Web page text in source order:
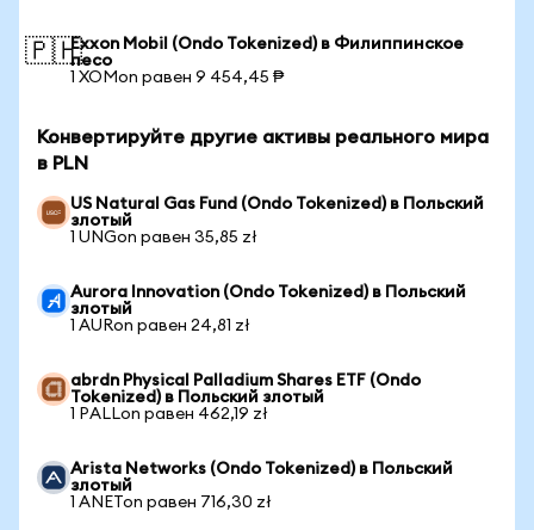
🇵🇭Exxon Mobil (Ondo Tokenized) в Филиппинское
песо
1 XOMon равен 9 454,45 ₱
Конвертируйте другие активы реального мира
в PLN
US Natural Gas Fund (Ondo Tokenized) в Польский
злотый
1 UNGon равен 35,85 zł
Aurora Innovation (Ondo Tokenized) в Польский
злотый
1 AURon равен 24,81 zł
abrdn Physical Palladium Shares ETF (Ondo
Tokenized) в Польский злотый
1 PALLon равен 462,19 zł
Arista Networks (Ondo Tokenized) в Польский
злотый
1 ANETon равен 716,30 zł